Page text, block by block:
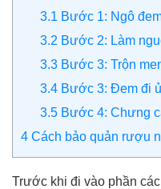
3.1 Bước 1: Ngô
3.2 Bước 2: Làm
3.3 Bước 3: Trộn
3.4 Bước 3: Đem đi ủ
3.5 Bước 4: Chưng
4 Cách bảo quản rượu
Trước khi đi vào phần